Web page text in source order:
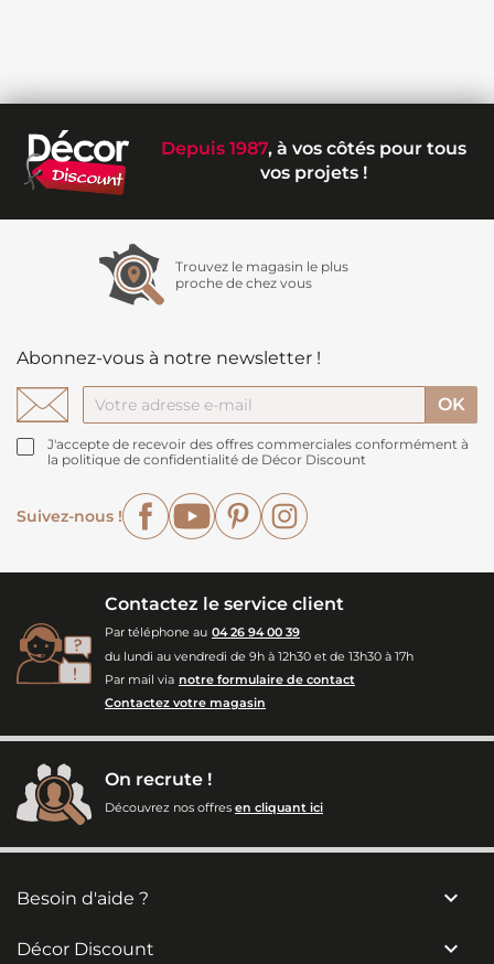
Depuis 1987, à vos côtés pour tous
vos projets !
Trouvez le magasin le plus
proche de chez vous
Abonnez-vous à notre newsletter !
J'accepte de recevoir des offres commerciales conformément à
la politique de confidentialité de Décor Discount
Suivez-nous !
FacebookYouTubePinterest
Contactez le service client
Par téléphone au 04 26 94 00 39
du lundi au vendredi de 9h à 12h30 et de 13h30 à 17h
Par mail via notre formulaire de contact
Contactez votre magasin
On recrute !
Découvrez nos offres en cliquant ici
Besoin d'aide ? 
Décor Discount 